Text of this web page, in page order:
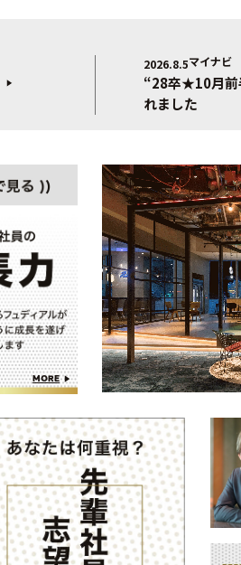
2026.8.5マイナビ
“28卒★10月前
れました
MORE